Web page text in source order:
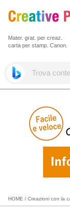
Mater. grat. per creaz.
carta per stamp. Canon.
HOME / Creazioni con la